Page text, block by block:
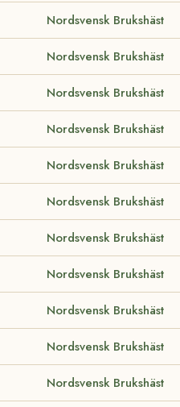
Nordsvensk Brukshäst
Nordsvensk Brukshäst
Nordsvensk Brukshäst
Nordsvensk Brukshäst
Nordsvensk Brukshäst
Nordsvensk Brukshäst
Nordsvensk Brukshäst
Nordsvensk Brukshäst
Nordsvensk Brukshäst
Nordsvensk Brukshäst
Nordsvensk Brukshäst